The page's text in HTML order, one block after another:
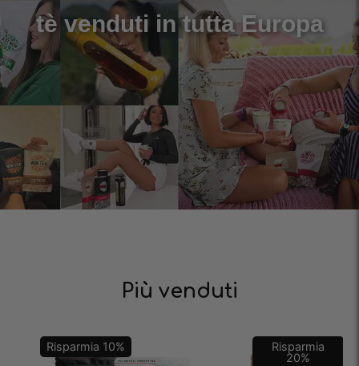
tè venduti in tutta Europa
Più venduti
Risparmia 10%
Risparmia
20%